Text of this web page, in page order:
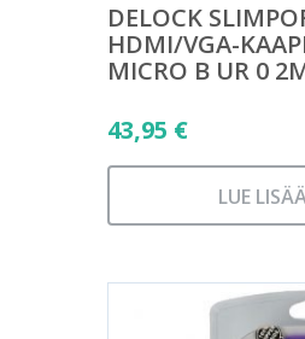
DELOCK
HDMI/VGA-
MICRO B UR 0
43,95 €
LUE